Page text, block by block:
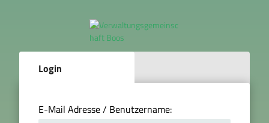
Login
E-Mail Adresse / Benutzername: